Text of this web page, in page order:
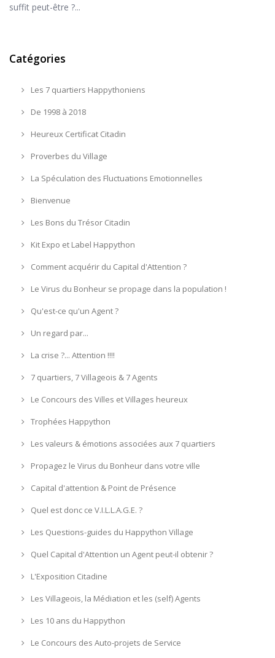
suffit peut-être ?...
Catégories
Les 7 quartiers Happythoniens
De 1998 à 2018
Heureux Certificat Citadin
Proverbes du Village
La Spéculation des Fluctuations Emotionnelles
Bienvenue
Les Bons du Trésor Citadin
Kit Expo et Label Happython
Comment acquérir du Capital d'Attention ?
Le Virus du Bonheur se propage dans la population !
Qu'est-ce qu'un Agent ?
Un regard par...
La crise ?... Attention !!!!
7 quartiers, 7 Villageois & 7 Agents
Le Concours des Villes et Villages heureux
Trophées Happython
Les valeurs & émotions associées aux 7 quartiers
Propagez le Virus du Bonheur dans votre ville
Capital d'attention & Point de Présence
Quel est donc ce V.I.L.L.A.G.E. ?
Les Questions-guides du Happython Village
Quel Capital d'Attention un Agent peut-il obtenir ?
L'Exposition Citadine
Les Villageois, la Médiation et les (self) Agents
Les 10 ans du Happython
Le Concours des Auto-projets de Service